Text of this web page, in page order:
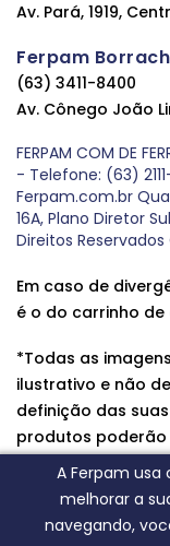
A Ferpam usa
melhorar a
navegando,
Av. Pará, 1919,
Ferpam
(63) 3411-8400
Av. Cônego João
FERPAM COM DE
- Telefone: (63)
Ferpam.com.br
16A, Plano Diretor
Direitos Reservados
Em caso de
é o do carrinho
*Todas as
ilustrativo e não
definição das
produtos poderão
fornecedores,
entre em contato